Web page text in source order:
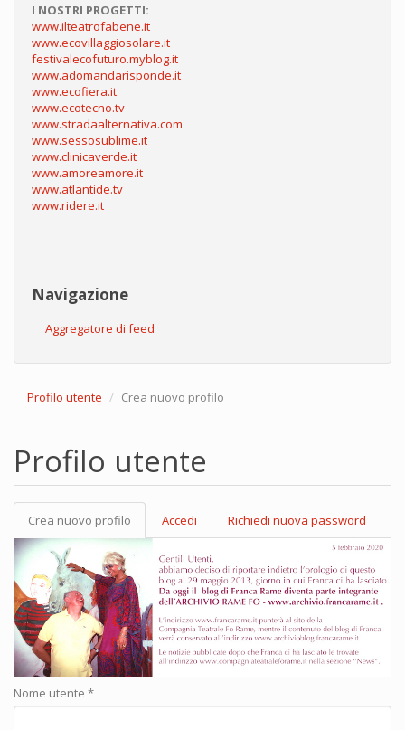
I NOSTRI PROGETTI:
www.ilteatrofabene.it
www.ecovillaggiosolare.it
festivalecofuturo.myblog.it
www.adomandarisponde.it
www.ecofiera.it
www.ecotecno.tv
www.stradaalternativa.com
www.sessosublime.it
www.clinicaverde.it
www.amoreamore.it
www.atlantide.tv
www.ridere.it
Navigazione
Aggregatore di feed
Profilo utente Crea nuovo profilo
Profilo utente
Schede primarie
Crea nuovo profilo (scheda
attiva)
Accedi Richiedi nuova password
Nome utente *